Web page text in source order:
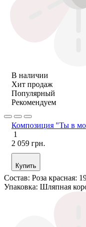
В наличии
Хит продаж
Популярный
Рекомендуем
Композиция "Ты в
1
2 059 грн.
Купить
Состав: Роза красная:
Упаковка: Шляпная